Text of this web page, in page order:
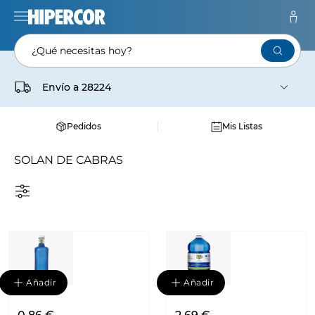
¿Qué necesitas hoy?
Envío a 28224
Pedidos Mis Listas
SOLAN DE CABRAS
Añadir Añadir